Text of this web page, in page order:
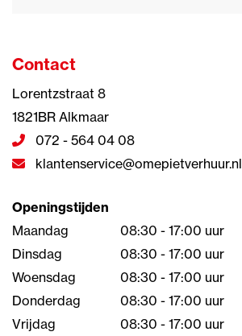
Contact
Lorentzstraat 8
1821BR Alkmaar
072 - 564 04 08
klantenservice@omepietverhuur.nl
Openingstijden
Maandag
08:30 - 17:00 uur
Dinsdag
08:30 - 17:00 uur
Woensdag
08:30 - 17:00 uur
Donderdag
08:30 - 17:00 uur
Vrijdag
08:30 - 17:00 uur